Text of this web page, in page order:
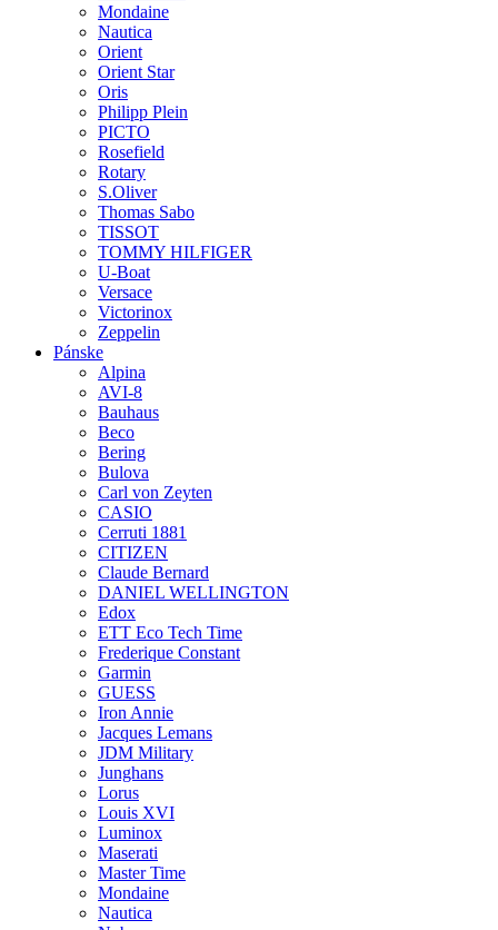
Mondaine
Nautica
Orient
Orient Star
Oris
Philipp Plein
PICTO
Rosefield
Rotary
S.Oliver
Thomas Sabo
TISSOT
TOMMY HILFIGER
U-Boat
Versace
Victorinox
Zeppelin
Pánske
Alpina
AVI-8
Bauhaus
Beco
Bering
Bulova
Carl von Zeyten
CASIO
Cerruti 1881
CITIZEN
Claude Bernard
DANIEL WELLINGTON
Edox
ETT Eco Tech Time
Frederique Constant
Garmin
GUESS
Iron Annie
Jacques Lemans
JDM Military
Junghans
Lorus
Louis XVI
Luminox
Maserati
Master Time
Mondaine
Nautica